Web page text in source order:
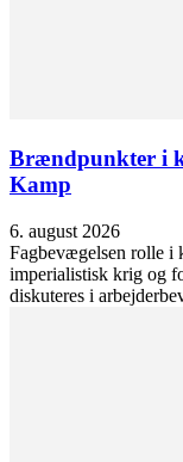
Brændpunkter i
Kamp
6. august 2026
Fagbevægelsen rolle i
imperialistisk krig og
diskuteres i